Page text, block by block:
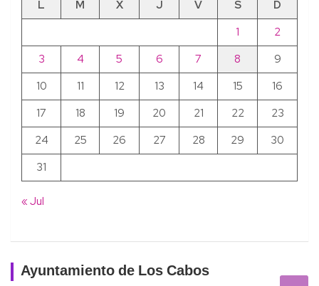
L
M X J V S
D
1
2
3
4 5 6 7 8
9
10
11 12 13 14 15
16
17
18 19 20 21 22
23
24
25 26 27 28 29
30
31
« Jul
Ayuntamiento de Los Cabos